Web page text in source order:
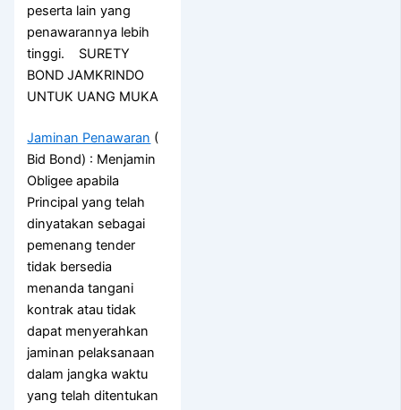
peserta lain yang
penawarannya lebih
tinggi. SURETY
BOND JAMKRINDO
UNTUK UANG MUKA
Jaminan Penawaran (
Bid Bond) : Menjamin
Obligee apabila
Principal yang telah
dinyatakan sebagai
pemenang tender
tidak bersedia
menanda tangani
kontrak atau tidak
dapat menyerahkan
jaminan pelaksanaan
dalam jangka waktu
yang telah ditentukan